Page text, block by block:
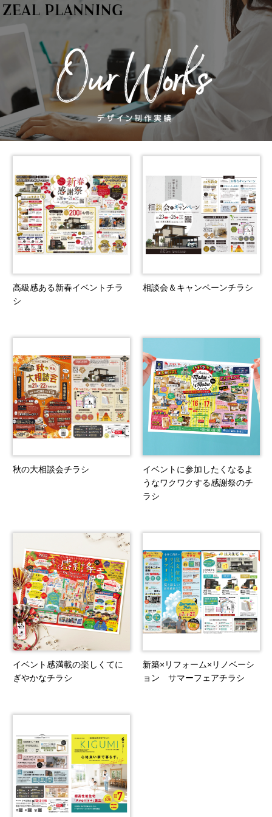
高級感ある新春イベントチラ
シ
相談会＆キャンペーンチラシ
秋の大相談会チラシ
イベントに参加したくなるよ
うなワクワクする感謝祭のチ
ラシ
イベント感満載の楽しくてに
ぎやかなチラシ
新築×リフォーム×リノベーシ
ョン サマーフェアチラシ